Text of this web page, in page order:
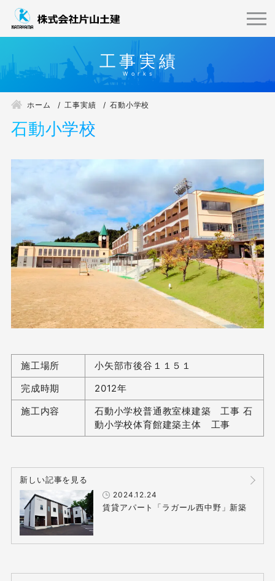
工事実績
ホーム 工事実績 石動小学校
石動小学校
施工場所
小矢部市後谷１１５１
完成時期
2012年
施工内容
石動小学校普通教室棟建築 工事 石
動小学校体育館建築主体 工事
新しい記事を見る
2024.12.24
賃貸アパート「ラガール西中野」新築